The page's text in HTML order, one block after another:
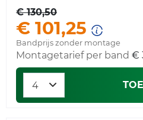
€ 130,50
€ 101,25
Bandprijs zonder montage
Montagetarief per band €